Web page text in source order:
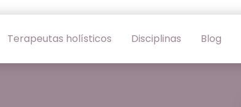
Terapeutas holísticos Disciplinas Blog